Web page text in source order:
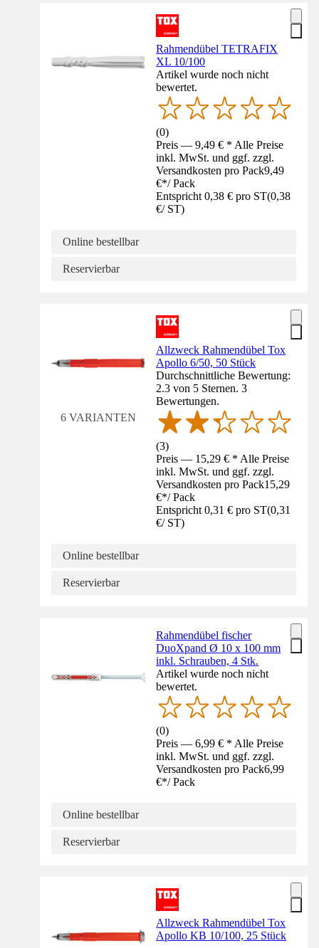
Rahmendübel TETRAFIX
XL 10/100
Artikel wurde noch nicht
bewertet.
(0)
Preis — 9,49 € * Alle Preise
inkl. MwSt. und ggf. zzgl.
Versandkosten pro Pack9,49
€*/ Pack
Entspricht 0,38 € pro ST(0,38
€/ ST)
Online bestellbar
Reservierbar
6 VARIANTEN
Allzweck Rahmendübel Tox
Apollo 6/50, 50 Stück
Durchschnittliche Bewertung:
2.3 von 5 Sternen. 3
Bewertungen.
(3)
Preis — 15,29 € * Alle Preise
inkl. MwSt. und ggf. zzgl.
Versandkosten pro Pack15,29
€*/ Pack
Entspricht 0,31 € pro ST(0,31
€/ ST)
Online bestellbar
Reservierbar
Rahmendübel fischer
DuoXpand Ø 10 x 100 mm
inkl. Schrauben, 4 Stk.
Artikel wurde noch nicht
bewertet.
(0)
Preis — 6,99 € * Alle Preise
inkl. MwSt. und ggf. zzgl.
Versandkosten pro Pack6,99
€*/ Pack
Online bestellbar
Reservierbar
Allzweck Rahmendübel Tox
Apollo KB 10/100, 25 Stück